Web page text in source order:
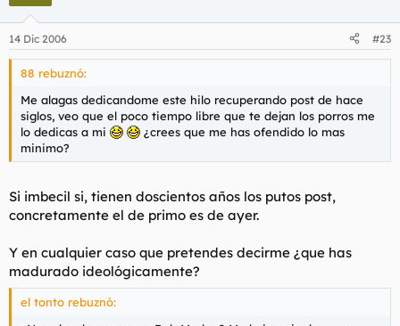
14 Dic 2006 #23
88 rebuznó:
Me alagas dedicandome este hilo recuperando post de hace
siglos, veo que el poco tiempo libre que te dejan los porros me
lo dedicas a mi
¿crees que me has ofendido lo mas
minimo?
Si imbecil si, tienen doscientos años los putos post,
concretamente el de primo es de ayer.
Y en cualquier caso que pretendes decirme ¿que has
madurado ideológicamente?
el tonto rebuznó: